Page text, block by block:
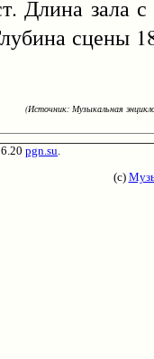
Длина
сцены
(Источник: Музыкальная
pgn.su.
(с)